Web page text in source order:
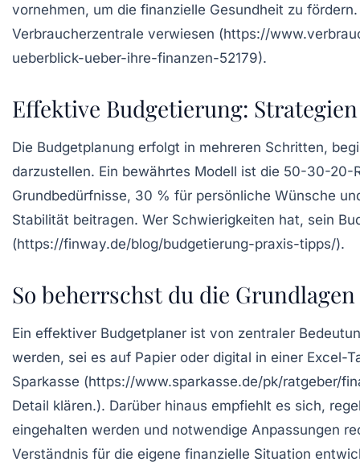
vornehmen, um die finanzielle Gesundheit zu
Verbraucherzentrale verwiesen (https://
ueberblick-ueber-ihre-finanzen-52179).
Effektive Budgetierung:
Die Budgetplanung erfolgt in mehreren Schritten,
darzustellen. Ein bewährtes Modell ist die 50-30-20-
Grundbedürfnisse, 30 % für persönliche Wünsche
Stabilität beitragen. Wer Schwierigkeiten hat, sein
(https://finway.de/blog/budgetierung-praxis-tipps/).
So beherrschst du die
Ein effektiver Budgetplaner ist von zentraler
werden, sei es auf Papier oder digital in einer Excel-
Sparkasse (https://www.sparkasse.de/pk/ratgeber/
Detail klären.). Darüber hinaus empfiehlt es sich,
eingehalten werden und notwendige Anpassungen
Verständnis für die eigene finanzielle Situation